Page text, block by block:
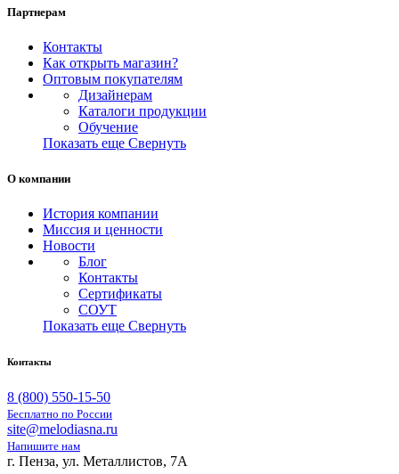
Партнерам
Контакты
Как открыть магазин?
Оптовым покупателям
Дизайнерам
Каталоги продукции
Обучение
Показать еще Свернуть
О компании
История компании
Миссия и ценности
Новости
Блог
Контакты
Сертификаты
СОУТ
Показать еще Свернуть
Контакты
8 (800) 550-15-50
Бесплатно по России
site@melodiasna.ru
Напишите нам
г. Пенза, ул. Металлистов, 7А